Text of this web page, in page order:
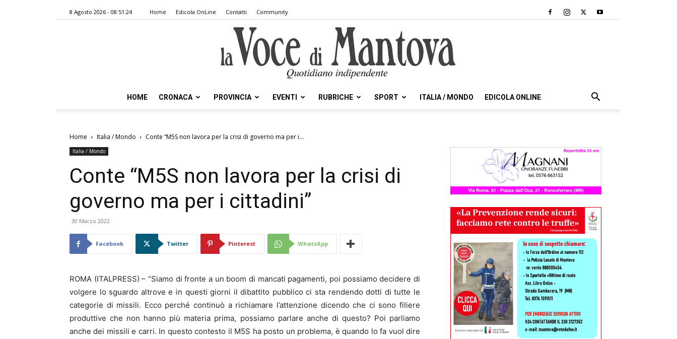
8 Agosto 2026 - 08:51:24 Home Edicola OnLine Contatti Community
Voce
Mantova
HOME CRONACA PROVINCIA EVENTI RUBRICHE SPORT ITALIA / MONDO EDICOLA ONLINE
Home Italia / Mondo Conte “M5S non lavora per la crisi di governo ma per i...
Italia / Mondo
Conte “M5S non lavora per la crisi di
governo ma per i cittadini”
30 Marzo 2022
Facebook Twitter Pinterest WhatsApp
ROMA (ITALPRESS) – “Siamo di fronte a un boom di mancati pagamenti, poi possiamo decidere di
volgere lo sguardo altrove e in questi giorni il dibattito pubblico ci sta rendendo dotti di tutte le
categorie di missili. Ecco perché continuò a richiamare l’attenzione dicendo che ci sono filiere
produttive che non hanno più materia prima, possiamo parlare anche di questo? Poi parliamo
anche dei missili e carri. In questo contesto il M5S ha posto un problema, è quando lo fa vuol dire